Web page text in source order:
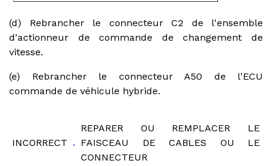
(d) Rebrancher le connecteur C2 de l'ensemble
d'actionneur de commande de changement de
vitesse.
(e) Rebrancher le connecteur A50 de l'ECU
commande de véhicule hybride.
INCORRECT
REPARER OU REMPLACER LE
FAISCEAU DE CABLES OU LE
CONNECTEUR